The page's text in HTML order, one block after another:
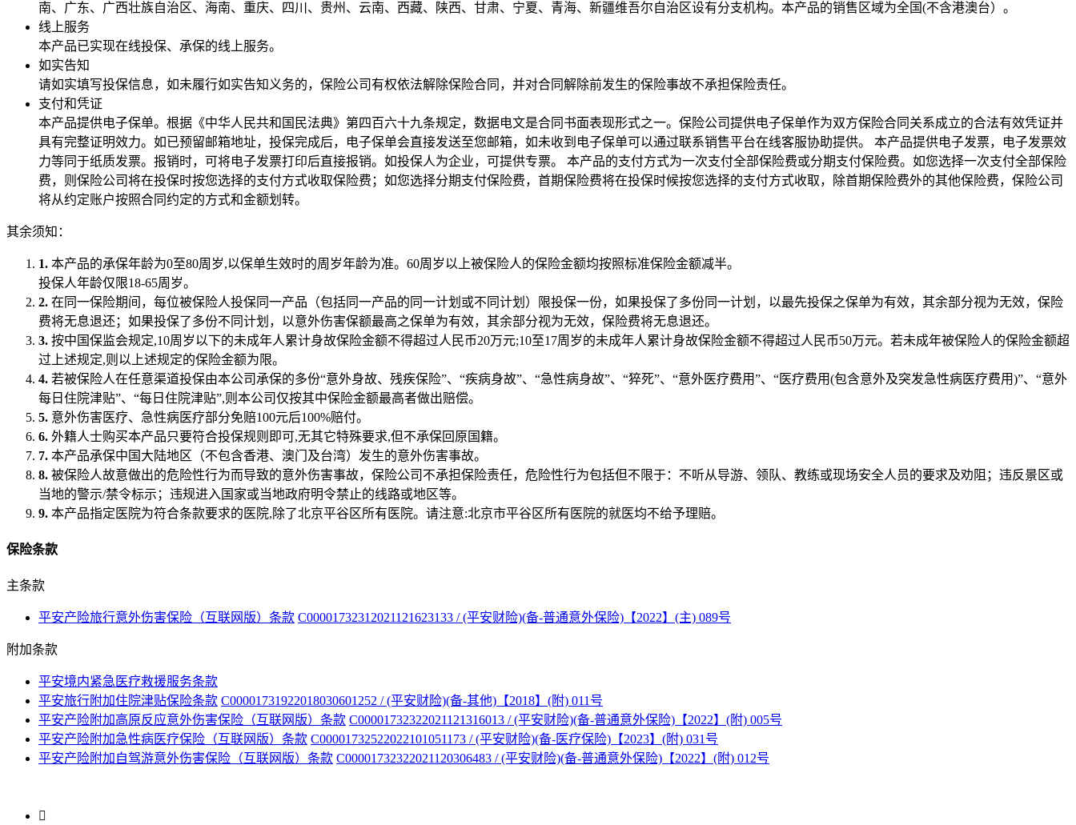
南、广东、广西壮族自治区、海南、重庆、四川、贵州、云南、西藏、陕西、甘肃、宁夏、青海、新疆维吾尔自治区设有分支机构。本产品的销售区域为全国(不含港澳台）。
线上服务
本产品已实现在线投保、承保的线上服务。
如实告知
请如实填写投保信息，如未履行如实告知义务的，保险公司有权依法解除保险合同，并对合同解除前发生的保险事故不承担保险责任。
支付和凭证
本产品提供电子保单。根据《中华人民共和国民法典》第四百六十九条规定，数据电文是合同书面表现形式之一。保险公司提供电子保单作为双方保险合同关系成立的合法有效凭证并
具有完整证明效力。如已预留邮箱地址，投保完成后，电子保单会直接发送至您邮箱，如未收到电子保单可以通过联系销售平台在线客服协助提供。 本产品提供电子发票，电子发票效
力等同于纸质发票。报销时，可将电子发票打印后直接报销。如投保人为企业，可提供专票。 本产品的支付方式为一次支付全部保险费或分期支付保险费。如您选择一次支付全部保险
费，则保险公司将在投保时按您选择的支付方式收取保险费；如您选择分期支付保险费，首期保险费将在投保时候按您选择的支付方式收取，除首期保险费外的其他保险费，保险公司
将从约定账户按照合同约定的方式和金额划转。
其余须知：
1. 本产品的承保年龄为0至80周岁,以保单生效时的周岁年龄为准。60周岁以上被保险人的保险金额均按照标准保险金额减半。
投保人年龄仅限18-65周岁。
2. 在同一保险期间，每位被保险人投保同一产品（包括同一产品的同一计划或不同计划）限投保一份，如果投保了多份同一计划，以最先投保之保单为有效，其余部分视为无效，保险
费将无息退还；如果投保了多份不同计划，以意外伤害保额最高之保单为有效，其余部分视为无效，保险费将无息退还。
3. 按中国保监会规定,10周岁以下的未成年人累计身故保险金额不得超过人民币20万元;10至17周岁的未成年人累计身故保险金额不得超过人民币50万元。若未成年被保险人的保险金额超
过上述规定,则以上述规定的保险金额为限。
4. 若被保险人在任意渠道投保由本公司承保的多份“意外身故、残疾保险”、“疾病身故”、“急性病身故”、“猝死”、“意外医疗费用”、“医疗费用(包含意外及突发急性病医疗费用)”、“意外
每日住院津贴”、“每日住院津贴”,则本公司仅按其中保险金额最高者做出赔偿。
5. 意外伤害医疗、急性病医疗部分免赔100元后100%赔付。
6. 外籍人士购买本产品只要符合投保规则即可,无其它特殊要求,但不承保回原国籍。
7. 本产品承保中国大陆地区（不包含香港、澳门及台湾）发生的意外伤害事故。
8. 被保险人故意做出的危险性行为而导致的意外伤害事故，保险公司不承担保险责任，危险性行为包括但不限于：不听从导游、领队、教练或现场安全人员的要求及劝阻；违反景区或
当地的警示/禁令标示；违规进入国家或当地政府明令禁止的线路或地区等。
9. 本产品指定医院为符合条款要求的医院,除了北京平谷区所有医院。请注意:北京市平谷区所有医院的就医均不给予理赔。
保险条款
主条款
平安产险旅行意外伤害保险（互联网版）条款 C00001732312021121623133 / (平安财险)(备-普通意外保险)【2022】(主) 089号
附加条款
平安境内紧急医疗救援服务条款
平安旅行附加住院津贴保险条款 C00001731922018030601252 / (平安财险)(备-其他)【2018】(附) 011号
平安产险附加高原反应意外伤害保险（互联网版）条款 C00001732322021121316013 / (平安财险)(备-普通意外保险)【2022】(附) 005号
平安产险附加急性病医疗保险（互联网版）条款 C00001732522022101051173 / (平安财险)(备-医疗保险)【2023】(附) 031号
平安产险附加自驾游意外伤害保险（互联网版）条款 C00001732322021120306483 / (平安财险)(备-普通意外保险)【2022】(附) 012号
